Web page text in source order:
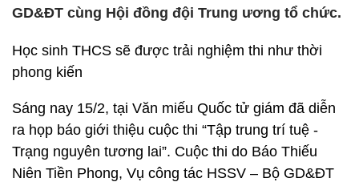
GD&ĐT cùng Hội đồng đội Trung ương tổ chức.
Học sinh THCS sẽ được trải nghiệm thi như thời
phong kiến
Sáng nay 15/2, tại Văn miếu Quốc tử giám đã diễn
ra họp báo giới thiệu cuộc thi “Tập trung trí tuệ -
Trạng nguyên tương lai”. Cuộc thi do Báo Thiếu
Niên Tiền Phong, Vụ công tác HSSV – Bộ GD&ĐT